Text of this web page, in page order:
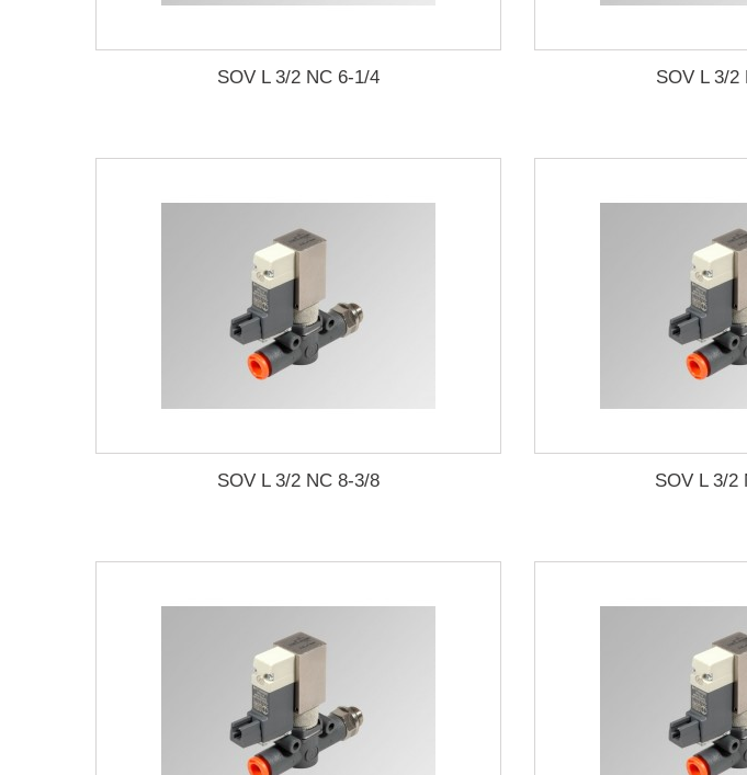
SOV L 3/2 NC 6-1/4 SOV L 3/2
SOV L 3/2 NC 8-3/8 SOV L 3/2